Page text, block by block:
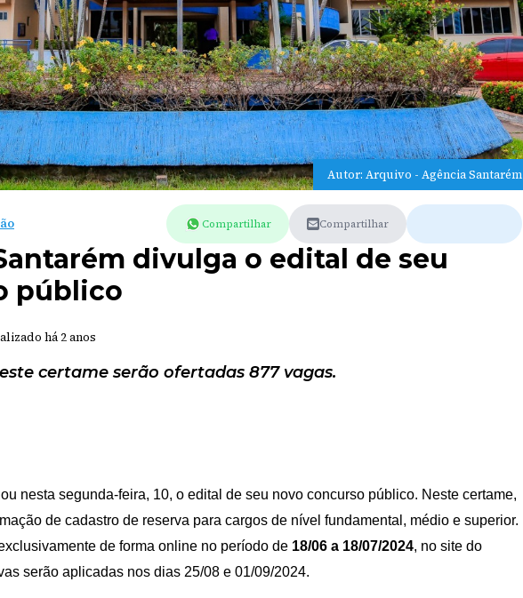
Autor: Arquivo - Agência Santarém
Compartilhar Compartilhar
divulga o edital de seu
público
há 2 anos
certame serão ofertadas 877 vagas.
nesta segunda-feira, 10, o edital de seu novo concurso público. Neste certame,
de cadastro de reserva para cargos de nível fundamental, médio e superior.
de forma online no período de 18/06 a 18/07/2024, no site do
serão aplicadas nos dias 25/08 e 01/09/2024.